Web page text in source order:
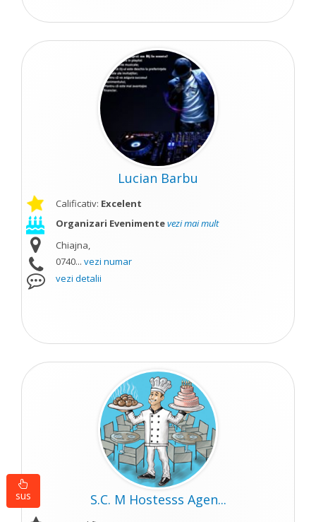
Lucian Barbu
Calificativ: Excelent
Organizari Evenimentevezi mai mult
Chiajna,
0740... vezi numar
vezi detalii
S.C. M Hostesss Agen...
sus